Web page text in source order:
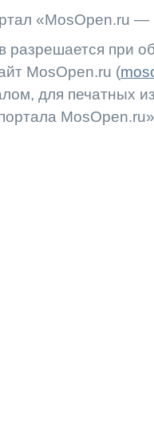
«MosOpen.ru —
при
MosOpen.ru (
для печатных